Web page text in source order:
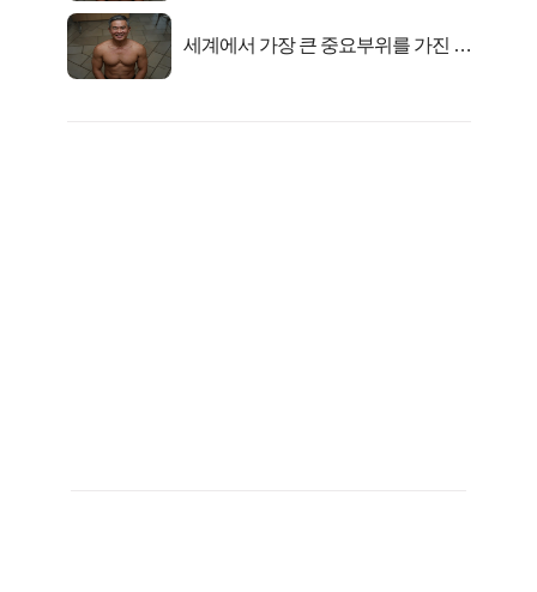
세계에서 가장 큰 중요부위를 가진 남